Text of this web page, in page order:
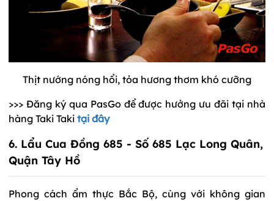
Thịt nướng nóng hổi, tỏa hương thơm khó cưỡng
>>> Đăng ký qua PasGo để được hưởng ưu đãi tại nhà
hàng Taki Taki tại đây
6. Lẩu Cua Đồng 685 - Số 685 Lạc Long Quân,
Quận Tây Hồ
Phong cách ẩm thực Bắc Bộ, cùng với không gian